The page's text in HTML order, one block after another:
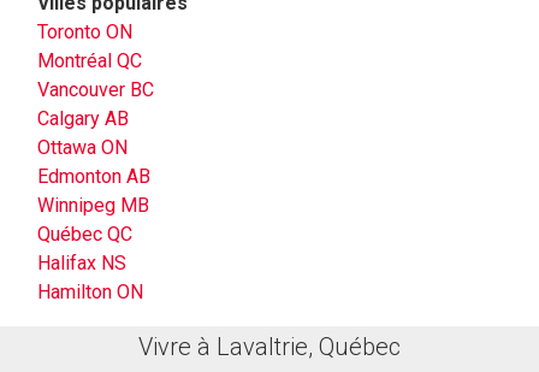
Toronto ON
Montréal QC
Vancouver BC
Calgary AB
Ottawa ON
Edmonton AB
Winnipeg MB
Québec QC
Halifax NS
Hamilton ON
Vivre à Lavaltrie, Québec